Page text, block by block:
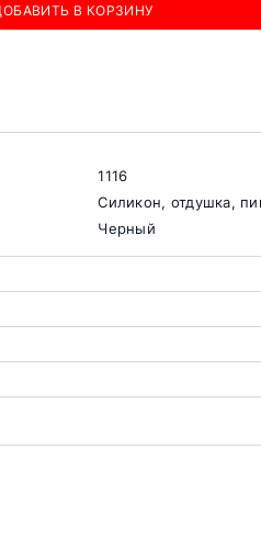
В КОРЗИНУ
1116
Силикон, отдушка,
Черный